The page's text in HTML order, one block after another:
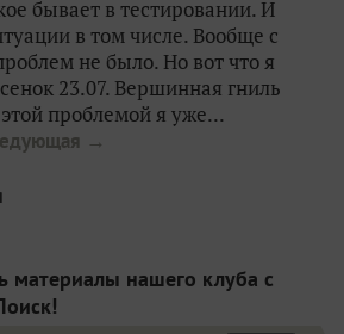
бывает в тестировании. И
в том числе. Вообще с
не было. Но вот что я
23.07. Вершинная гниль
проблемой я уже...
→
материалы нашего клуба с